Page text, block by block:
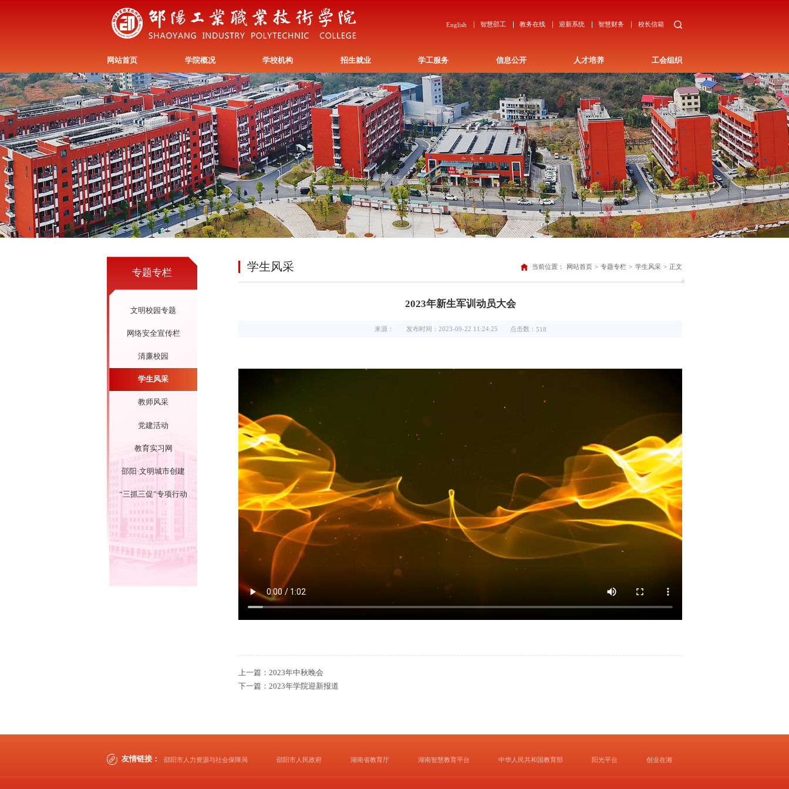
English 智慧邵工 教务在线 迎新系统 智慧财务 校长信箱
网站首页 学院概况 学校机构 招生就业 学工服务 信息公开 人才培养 工会组织
专题专栏
文明校园专题
网络安全宣传栏
清廉校园
学生风采
教师风采
党建活动
教育实习网
邵阳·文明城市创建
“三抓三促”专项行动
学生风采 当前位置： 网站首页 > 专题专栏 > 学生风采 > 正文
2023年新生军训动员大会
来源： 发布时间：2023-09-22 11:24:25 点击数： 518
上一篇： 2023年中秋晚会
下一篇： 2023年学院迎新报道
友情链接： 邵阳市人力资源与社会保障局 邵阳市人民政府 湖南省教育厅 湖南智慧教育平台 中华人民共和国教育部 阳光平台 创业在湘